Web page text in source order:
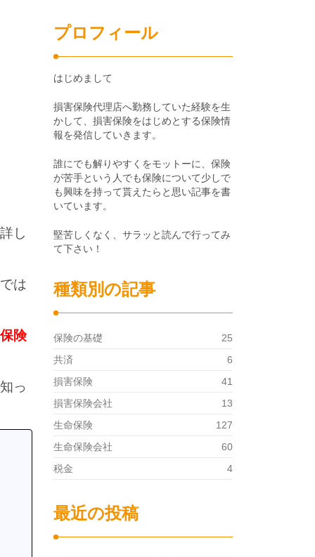
し
は
険
っ
プロフィール
はじめまして
損害保険代理店へ勤務していた経験を生
かして、損害保険をはじめとする保険情
報を発信していきます。
誰にでも解りやすくをモットーに、保険
が苦手という人でも保険について少しで
も興味を持って貰えたらと思い記事を書
いています。
堅苦しくなく、サラッと読んで行ってみ
て下さい！
種類別の記事
保険の基礎
25
共済
6
損害保険
41
損害保険会社
13
生命保険
127
生命保険会社
60
税金
4
最近の投稿